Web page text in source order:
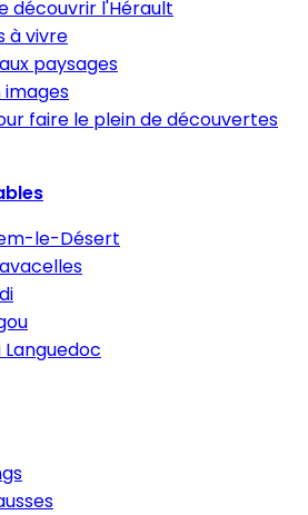
découvrir l'Hérault
à vivre
paysages
images
faire le plein de découvertes
le-Désert